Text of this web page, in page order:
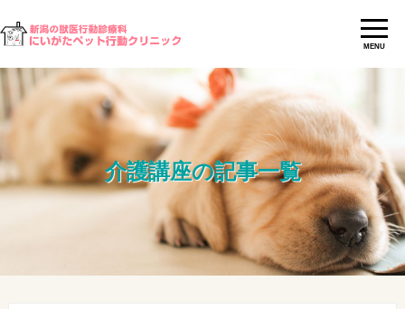
MENU
介護講座の記事一覧